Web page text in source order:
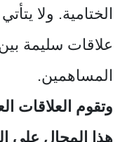
الختامية. ولا
علاقات سليمة
المساهمين.
وتقوم العلاقات
هذا المجال على